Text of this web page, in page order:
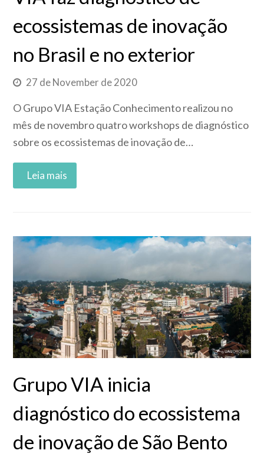
ecossistemas de inovação
no Brasil e no exterior
27 de November de 2020
O Grupo VIA Estação Conhecimento realizou no
mês de novembro quatro workshops de diagnóstico
sobre os ecossistemas de inovação de…
Grupo VIA inicia
diagnóstico do ecossistema
de inovação de São Bento